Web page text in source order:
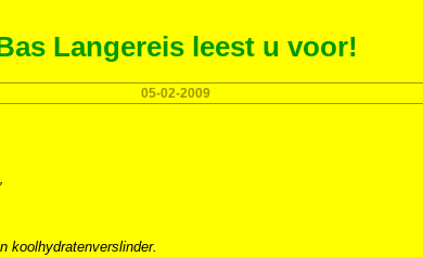
Langereis leest u voor!
05-02-2009
koolhydratenverslinder.